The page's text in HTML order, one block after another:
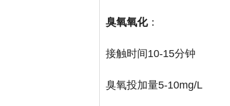
臭氧氧化：
接触时间10-15分钟
臭氧投加量5-10mg/L